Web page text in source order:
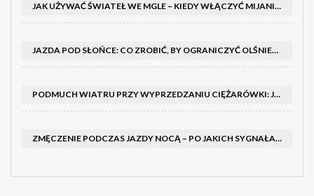
JAK UŻYWAĆ ŚWIATEŁ WE MGLE – KIEDY WŁĄCZYĆ MIJANIA I PRZECIWMGIELNE ORAZ CZEGO NIE ROBIĆ
JAZDA POD SŁOŃCE: CO ZROBIĆ, BY OGRANICZYĆ OLŚNIENIE I POPRAWIĆ WIDOCZNOŚĆ
PODMUCH WIATRU PRZY WYPRZEDZANIU CIĘŻARÓWKI: JAK UTRZYMAĆ TOR JAZDY I OPANOWAĆ AUTO
ZMĘCZENIE PODCZAS JAZDY NOCĄ – PO JAKICH SYGNAŁACH ROZPOZNAĆ SENNOŚĆ ZA KIEROWNICĄ I KIEDY ZROBIĆ PRZERWĘ